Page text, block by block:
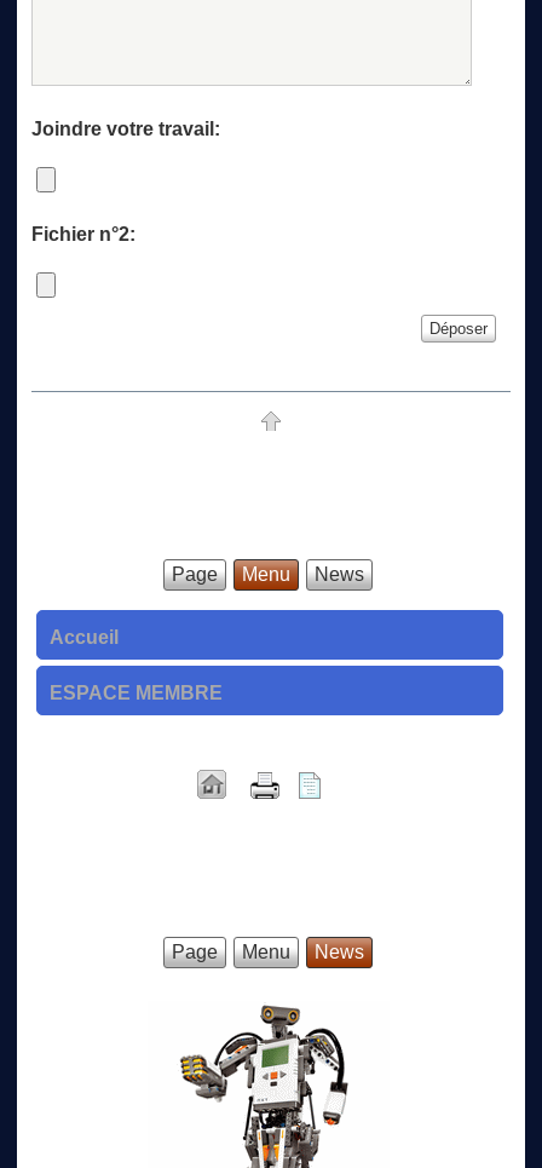
Joindre votre travail:
Fichier n°2:
Page Menu News
Accueil
ESPACE MEMBRE
Page Menu News